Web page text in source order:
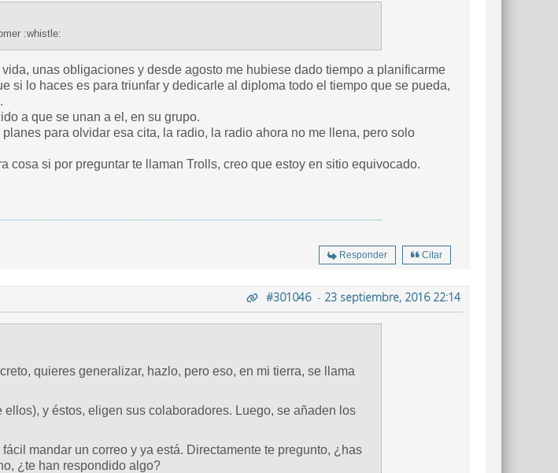
... esto es como el perro del hortelano , ni come ni deja comer :whistle:
unas obligaciones y desde agosto me hubiese dado tiempo a planificarme
si lo haces es para triunfar y dedicarle al diploma todo el tiempo que se pueda,
a que se unan a el, en su grupo.
para olvidar esa cita, la radio, la radio ahora no me llena, pero solo
cosa si por preguntar te llaman Trolls, creo que estoy en sitio equivocado.
Responder Citar
#301046- 23 septiembre, 2016 22:14
quieres generalizar, hazlo, pero eso, en mi tierra, se llama
y éstos, eligen sus colaboradores. Luego, se añaden los
mandar un correo y ya está. Directamente te pregunto, ¿has
¿te han respondido algo?